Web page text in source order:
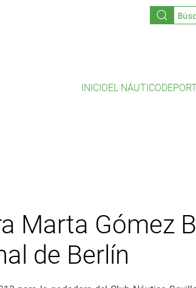
INICIOEL NÁUTICO
Marta Gómez
de Berlín